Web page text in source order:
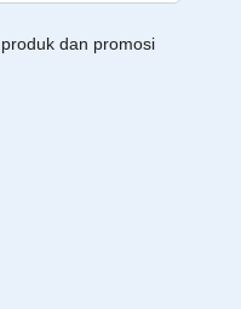
dan promosi